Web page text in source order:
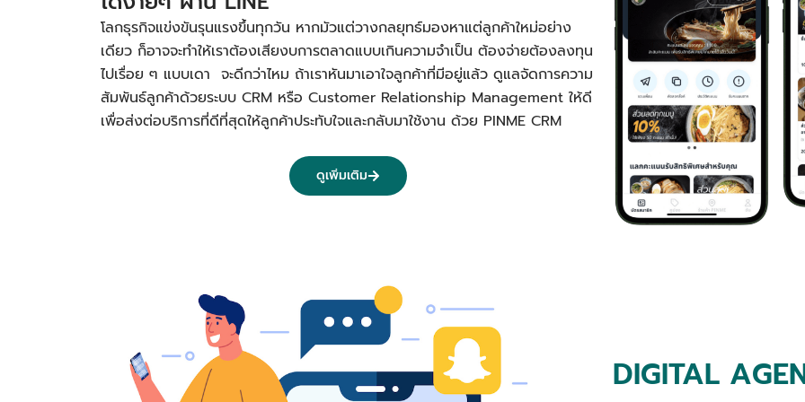
โลกธุรกิจแข่งขันรุนแรงขึ้นทุกวัน หากมัวแต่วางกลยุทธ์มองหาแต่ลูกค้าใหม่อย่าง
เดียว ก็อาจจะทำให้เราต้องเสียงบการตลาดแบบเกินความจำเป็น ต้องจ่ายต้องลงทุน
ไปเรื่อย ๆ แบบเดา จะดีกว่าไหม ถ้าเราหันมาเอาใจลูกค้าที่มีอยู่แล้ว ดูแลจัดการความ
สัมพันธ์ลูกค้าด้วยระบบ CRM หรือ Customer Relationship Management ให้ดี
เพื่อส่งต่อบริการที่ดีที่สุดให้ลูกค้าประทับใจและกลับมาใช้งาน ด้วย PINME CRM
ดูเพิ่มเติม
DIGITAL